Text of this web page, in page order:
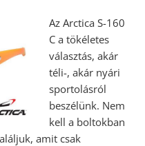
Az Arctica S-160
C a tökéletes
választás, akár
téli-, akár nyári
sportolásról
beszélünk. Nem
kell a boltokban
amit csak